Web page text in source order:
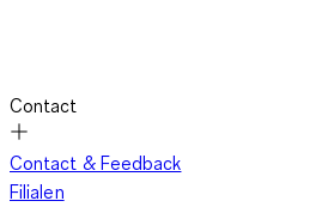
Contact
Contact & Feedback
Filialen